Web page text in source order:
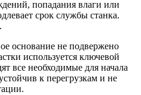
попадания влаги или
срок службы станка.
основание не подвержено
используется ключевой
все необходимые для начала
к перегрузкам и не